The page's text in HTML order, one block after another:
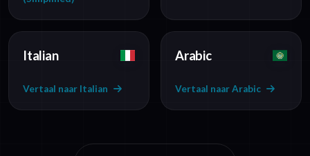
Italian
Vertaal naar Italian
Arabic
Vertaal naar Arabic